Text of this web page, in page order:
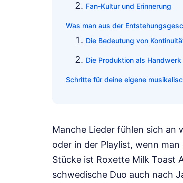
Fan-Kultur und Erinnerung
Was man aus der
Die Bedeutung von
Die Produktion als Handwerk
Schritte für deine eigene
Manche Lieder fühlen sich an
oder in der Playlist, wenn
Stücke ist Roxette Milk Toast
schwedische Duo auch nach